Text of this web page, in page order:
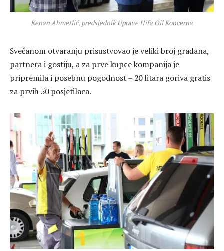
Kenan Ahmetlić, predsjednik Uprave Hifa Oil Koncerna
Svečanom otvaranju prisustvovao je veliki broj građana,
partnera i gostiju, a za prve kupce kompanija je
pripremila i posebnu pogodnost – 20 litara goriva gratis
za prvih 50 posjetilaca.